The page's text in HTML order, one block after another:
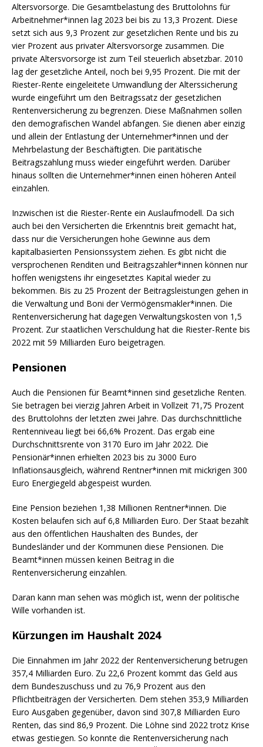
Altersvorsorge. Die Gesamtbelastung des Bruttolohns für
Arbeitnehmer*innen lag 2023 bei bis zu 13,3 Prozent. Diese
setzt sich aus 9,3 Prozent zur gesetzlichen Rente und bis zu
vier Prozent aus privater Altersvorsorge zusammen. Die
private Altersvorsorge ist zum Teil steuerlich absetzbar. 2010
lag der gesetzliche Anteil, noch bei 9,95 Prozent. Die mit der
Riester-Rente eingeleitete Umwandlung der Alterssicherung
wurde eingeführt um den Beitragssatz der gesetzlichen
Rentenversicherung zu begrenzen. Diese Maßnahmen sollen
den demografischen Wandel abfangen. Sie dienen aber einzig
und allein der Entlastung der Unternehmer*innen und der
Mehrbelastung der Beschäftigten. Die paritätische
Beitragszahlung muss wieder eingeführt werden. Darüber
hinaus sollten die Unternehmer*innen einen höheren Anteil
einzahlen.
Inzwischen ist die Riester-Rente ein Auslaufmodell. Da sich
auch bei den Versicherten die Erkenntnis breit gemacht hat,
dass nur die Versicherungen hohe Gewinne aus dem
kapitalbasierten Pensionssystem ziehen. Es gibt nicht die
versprochenen Renditen und Beitragszahler*innen können nur
hoffen wenigstens ihr eingesetztes Kapital wieder zu
bekommen. Bis zu 25 Prozent der Beitragsleistungen gehen in
die Verwaltung und Boni der Vermögensmakler*innen. Die
Rentenversicherung hat dagegen Verwaltungskosten von 1,5
Prozent. Zur staatlichen Verschuldung hat die Riester-Rente bis
2022 mit 59 Milliarden Euro beigetragen.
Pensionen
Auch die Pensionen für Beamt*innen sind gesetzliche Renten.
Sie betragen bei vierzig Jahren Arbeit in Vollzeit 71,75 Prozent
des Bruttolohns der letzten zwei Jahre. Das durchschnittliche
Rentenniveau liegt bei 66,6% Prozent. Das ergab eine
Durchschnittsrente von 3170 Euro im Jahr 2022. Die
Pensionär*innen erhielten 2023 bis zu 3000 Euro
Inflationsausgleich, während Rentner*innen mit mickrigen 300
Euro Energiegeld abgespeist wurden.
Eine Pension beziehen 1,38 Millionen Rentner*innen. Die
Kosten belaufen sich auf 6,8 Milliarden Euro. Der Staat bezahlt
aus den öffentlichen Haushalten des Bundes, der
Bundesländer und der Kommunen diese Pensionen. Die
Beamt*innen müssen keinen Beitrag in die
Rentenversicherung einzahlen.
Daran kann man sehen was möglich ist, wenn der politische
Wille vorhanden ist.
Kürzungen im Haushalt 2024
Die Einnahmen im Jahr 2022 der Rentenversicherung betrugen
357,4 Milliarden Euro. Zu 22,6 Prozent kommt das Geld aus
dem Bundeszuschuss und zu 76,9 Prozent aus den
Pflichtbeiträgen der Versicherten. Dem stehen 353,9 Milliarden
Euro Ausgaben gegenüber, davon sind 307,8 Milliarden Euro
Renten, das sind 86,9 Prozent. Die Löhne sind 2022 trotz Krise
etwas gestiegen. So konnte die Rentenversicherung nach